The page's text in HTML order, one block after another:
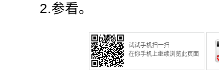
2.参看。
试试手机扫一扫
在你手机上继续浏览此页面